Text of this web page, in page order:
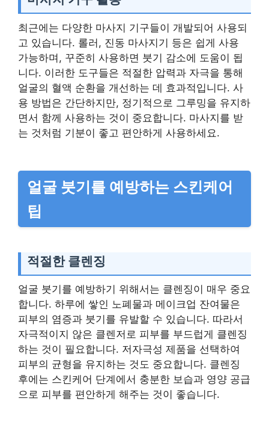
최근에는 다양한 마사지 기구들이 개발되어 사용되
고 있습니다. 롤러, 진동 마사지기 등은 쉽게 사용
가능하며, 꾸준히 사용하면 붓기 감소에 도움이 됩
니다. 이러한 도구들은 적절한 압력과 자극을 통해
얼굴의 혈액 순환을 개선하는 데 효과적입니다. 사
용 방법은 간단하지만, 정기적으로 그루밍을 유지하
면서 함께 사용하는 것이 중요합니다. 마사지를 받
는 것처럼 기분이 좋고 편안하게 사용하세요.
얼굴 붓기를 예방하는 스킨케어
팁
적절한 클렌징
얼굴 붓기를 예방하기 위해서는 클렌징이 매우 중요
합니다. 하루에 쌓인 노폐물과 메이크업 잔여물은
피부의 염증과 붓기를 유발할 수 있습니다. 따라서
자극적이지 않은 클렌저로 피부를 부드럽게 클렌징
하는 것이 필요합니다. 저자극성 제품을 선택하여
피부의 균형을 유지하는 것도 중요합니다. 클렌징
후에는 스킨케어 단계에서 충분한 보습과 영양 공급
으로 피부를 편안하게 해주는 것이 좋습니다.